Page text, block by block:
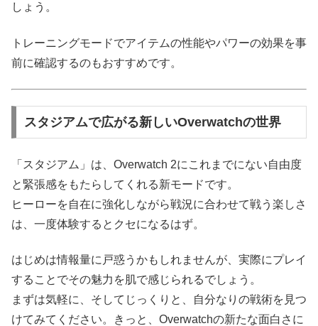
しょう。
トレーニングモードでアイテムの性能やパワーの効果を事
前に確認するのもおすすめです。
スタジアムで広がる新しいOverwatchの世界
「スタジアム」は、Overwatch 2にこれまでにない自由度
と緊張感をもたらしてくれる新モードです。
ヒーローを自在に強化しながら戦況に合わせて戦う楽しさ
は、一度体験するとクセになるはず。
はじめは情報量に戸惑うかもしれませんが、実際にプレイ
することでその魅力を肌で感じられるでしょう。
まずは気軽に、そしてじっくりと、自分なりの戦術を見つ
けてみてください。きっと、Overwatchの新たな面白さに